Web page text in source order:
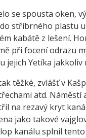
se spousta oken,
stříbrného plastu
kabátě z lešení.
při focení odrazu
jejich Yetíka
těžké, zvlášť v
atd.
na rezavý kryt
jako takové
kanálu splnil